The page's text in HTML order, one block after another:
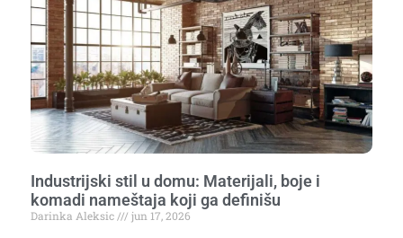
Industrijski stil u domu: Materijali, boje i
komadi nameštaja koji ga definišu
Darinka Aleksic jun 17, 2026